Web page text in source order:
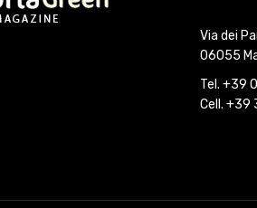
Via dei
06055
Tel. +39
Cell. +39